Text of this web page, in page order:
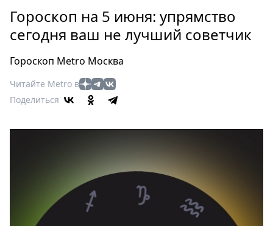
Россия
Мир
Еда
Туризм
Мода
Выставки
Пресс-
Гороскоп на 5 июня: упрямство
сегодня ваш не лучший советчик
Гороскоп Metro Москва
Читайте Metro в
Поделиться